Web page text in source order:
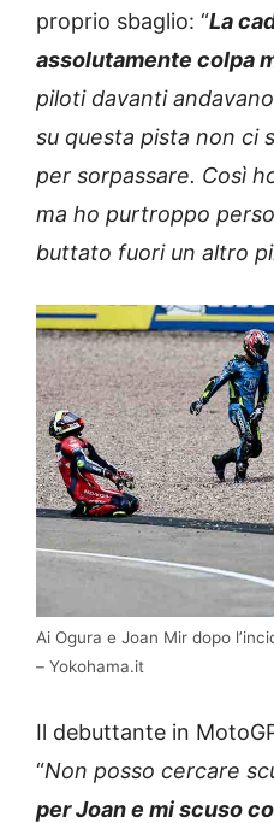
proprio sbaglio: “La
assolutamente colpa
piloti davanti
su questa pista non ci
per sorpassare. Così
ma ho purtroppo
buttato fuori un altro
Ai Ogura e Joan Mir dopo
– Yokohama.it
Il debuttante in
“Non posso cercare
per Joan e mi scuso